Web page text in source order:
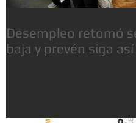
Desempleo retomó
baja y prevén siga así